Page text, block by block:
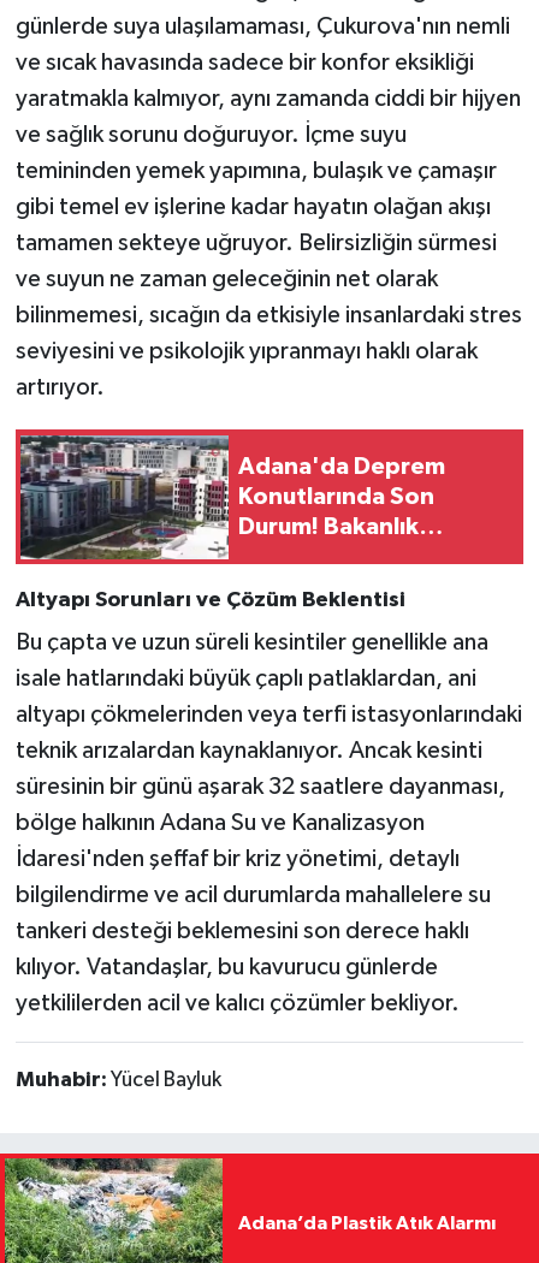
günlerde suya ulaşılamaması, Çukurova'nın nemli
ve sıcak havasında sadece bir konfor eksikliği
yaratmakla kalmıyor, aynı zamanda ciddi bir hijyen
ve sağlık sorunu doğuruyor. İçme suyu
temininden yemek yapımına, bulaşık ve çamaşır
gibi temel ev işlerine kadar hayatın olağan akışı
tamamen sekteye uğruyor. Belirsizliğin sürmesi
ve suyun ne zaman geleceğinin net olarak
bilinmemesi, sıcağın da etkisiyle insanlardaki stres
seviyesini ve psikolojik yıpranmayı haklı olarak
artırıyor.
Adana'da Deprem
Konutlarında Son
Durum! Bakanlık
Altyapı Sorunları ve Çözüm Beklentisi
Bu çapta ve uzun süreli kesintiler genellikle ana
isale hatlarındaki büyük çaplı patlaklardan, ani
altyapı çökmelerinden veya terfi istasyonlarındaki
teknik arızalardan kaynaklanıyor. Ancak kesinti
süresinin bir günü aşarak 32 saatlere dayanması,
bölge halkının Adana Su ve Kanalizasyon
İdaresi'nden şeffaf bir kriz yönetimi, detaylı
bilgilendirme ve acil durumlarda mahallelere su
tankeri desteği beklemesini son derece haklı
kılıyor. Vatandaşlar, bu kavurucu günlerde
yetkililerden acil ve kalıcı çözümler bekliyor.
Muhabir: Yücel Bayluk
Adana’da Plastik Atık Alarmı